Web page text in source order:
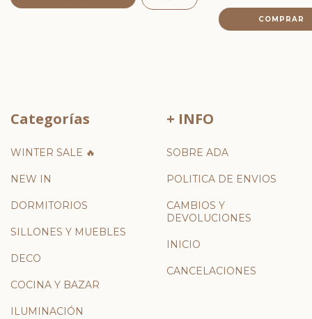
COMPRAR
Categorías
WINTER SALE 🔥
NEW IN
DORMITORIOS
SILLONES Y MUEBLES
DECO
COCINA Y BAZAR
ILUMINACIÓN
+ INFO
SOBRE ADA
POLITICA DE ENVIOS
CAMBIOS Y
DEVOLUCIONES
INICIO
CANCELACIONES